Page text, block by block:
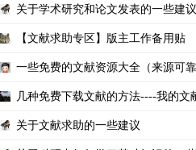
关于学术研究和论文发表的一些建议
【文献求助专区】版主工作备用贴
一些免费的文献资源大全（来源可靠
几种免费下载文献的方法----我的文
关于文献求助的一些建议